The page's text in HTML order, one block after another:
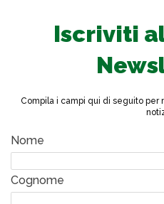
Iscriviti
Compila i campi qui di seguito per
Nome
Cognome